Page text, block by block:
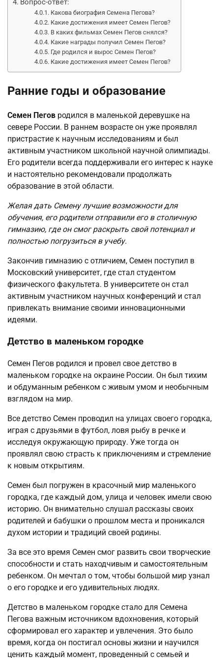
Вопрос-ответ:
Какова биография Семена Пегова?
Какие достижения имеет Семен Пегов?
В каких фильмах Семен Пегов снялся?
Какие награды получил Семен Пегов?
Где родился и вырос Семен Пегов?
Какие достижения имеет Семен Пегов?
Ранние годы и образование
Семен Пегов родился в маленькой деревушке на
севере России. В раннем возрасте он уже проявлял
пристрастие к научным исследованиям и был
активным участником школьной научной олимпиады.
Его родители всегда поддерживали его интерес к науке
и настоятельно рекомендовали продолжать
образование в этой области.
Желая дать Семену лучшие возможности для
обучения, его родители отправили его в столичную
гимназию, где он смог раскрыть свой потенциал и
полностью погрузиться в учебу.
Закончив гимназию с отличием, Семен поступил в
Московский университет, где стал студентом
физического факультета. В университете он стал
активным участником научных конференций и стал
привлекать внимание своими инновационными
идеями.
Детство в маленьком городке
Семен Пегов родился и провел свое детство в
маленьком городке на окраине России. Он был тихим
и обдуманным ребенком с живым умом и необычным
взглядом на мир.
Все детство Семен проводил на улицах своего городка,
играя с друзьями в футбол, ловя рыбу в речке и
исследуя окружающую природу. Уже тогда он
проявлял свою страсть к приключениям и стремление
к новым открытиям.
Семен был погружен в красочный мир маленького
городка, где каждый дом, улица и человек имели свою
историю. Он внимательно слушал рассказы своих
родителей и бабушки о прошлом места и проникался
духом истории и традиций своей родины.
За все это время Семен смог развить свои творческие
способности и стать находчивым и самостоятельным
ребенком. Он мечтал о том, чтобы большой мир узнал
о его городке и его удивительных людях.
Детство в маленьком городке стало для Семена
Пегова важным источником вдохновения, который
сформировал его характер и увлечения. Это было
время, когда он постигал основы жизни и научился
ценить каждый момент, проведенный с семьей и